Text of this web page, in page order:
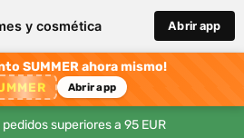
y cosmética Abrir app
SUMMER ahora mismo!
Abrir app
superiores a 95 EUR